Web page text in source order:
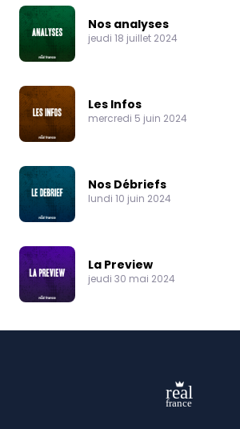
Nos analyses
jeudi 18 juillet 2024
Les Infos
mercredi 5 juin 2024
Nos Débriefs
lundi 10 juin 2024
La Preview
jeudi 30 mai 2024
france
real